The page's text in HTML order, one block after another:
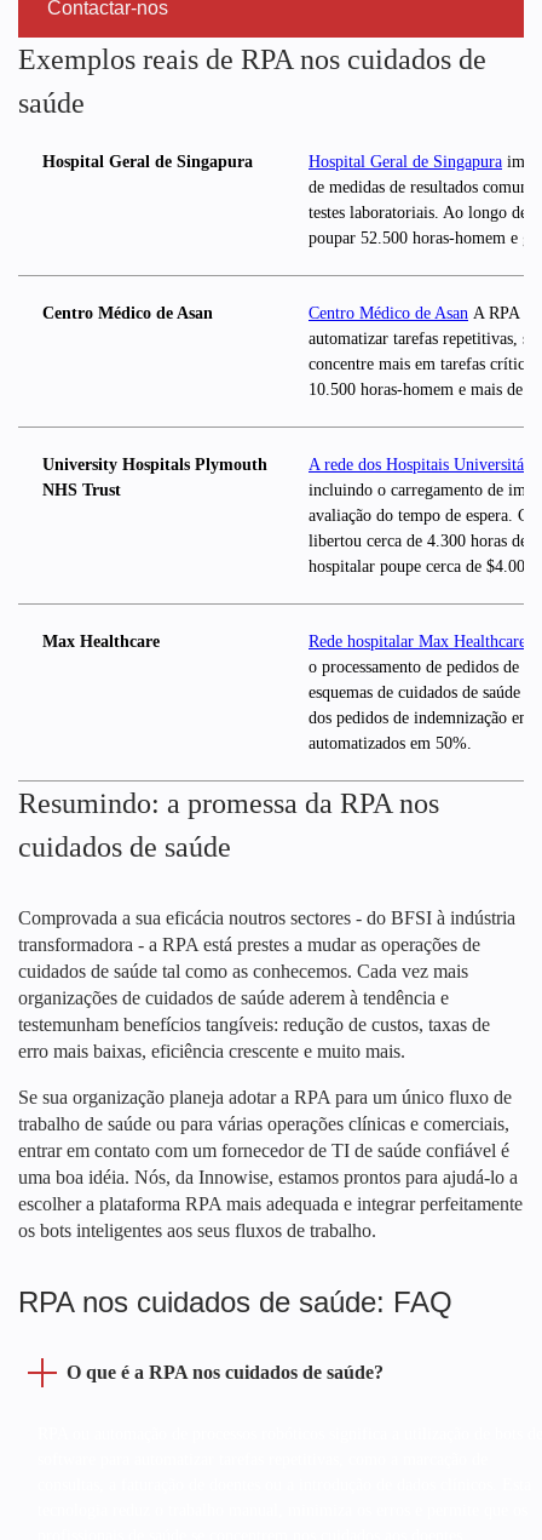
Contactar-nos
Exemplos reais de RPA nos cuidados de
saúde
Hospital Geral de Singapura Hospital Geral de Singapura
de medidas de resultados
testes laboratoriais. Ao longo de
poupar 52.500 horas-homem e
Centro Médico de Asan Centro Médico de Asan A RPA
automatizar tarefas repetitivas,
concentre mais em tarefas
10.500 horas-homem e mais de
University Hospitals Plymouth
NHS Trust
A rede dos Hospitais
incluindo o carregamento de
avaliação do tempo de espera.
libertou cerca de 4.300 horas de
hospitalar poupe cerca de
Max Healthcare Rede hospitalar Max Healthcare
o processamento de pedidos de
esquemas de cuidados de saúde
dos pedidos de indemnização em
automatizados em 50%.
Resumindo: a promessa da RPA nos
cuidados de saúde
Comprovada a sua eficácia noutros sectores - do BFSI à indústria
transformadora - a RPA está prestes a mudar as operações de
cuidados de saúde tal como as conhecemos. Cada vez mais
organizações de cuidados de saúde aderem à tendência e
testemunham benefícios tangíveis: redução de custos, taxas de
erro mais baixas, eficiência crescente e muito mais.
Se sua organização planeja adotar a RPA para um único fluxo de
trabalho de saúde ou para várias operações clínicas e comerciais,
entrar em contato com um fornecedor de TI de saúde confiável é
uma boa idéia. Nós, da Innowise, estamos prontos para ajudá-lo a
escolher a plataforma RPA mais adequada e integrar perfeitamente
os bots inteligentes aos seus fluxos de trabalho.
RPA nos cuidados de saúde: FAQ
O que é a RPA nos cuidados de saúde?